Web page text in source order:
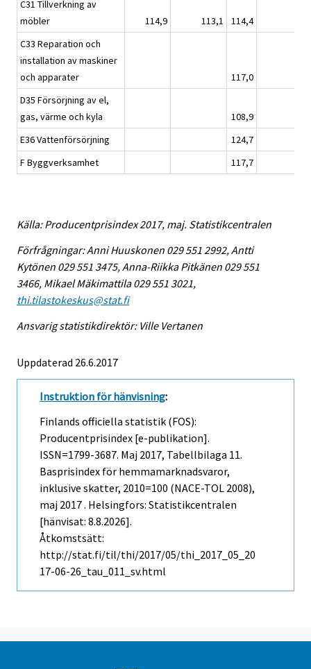
C31 Tillverkning av
möbler
114,9 113,1
114,4
C33 Reparation och
installation av maskiner
och apparater
117,0
D35 Försörjning av el,
gas, värme och kyla
108,9
E36 Vattenförsörjning
124,7
F Byggverksamhet
117,7
Källa: Producentprisindex 2017, maj. Statistikcentralen
Förfrågningar: Anni Huuskonen 029 551 2992, Antti
Kytönen 029 551 3475, Anna-Riikka Pitkänen 029 551
3466, Mikael Mäkimattila 029 551 3021,
thi.tilastokeskus@stat.fi
Ansvarig statistikdirektör: Ville Vertanen
Uppdaterad 26.6.2017
Instruktion för hänvisning:
Finlands officiella statistik (FOS):
Producentprisindex [e-publikation].
ISSN=1799-3687. Maj 2017, Tabellbilaga 11.
Basprisindex för hemmamarknadsvaror,
inklusive skatter, 2010=100 (NACE-TOL 2008),
maj 2017 . Helsingfors: Statistikcentralen
[hänvisat: 8.8.2026].
Åtkomstsätt:
http://stat.fi/til/thi/2017/05/thi_2017_05_20
17-06-26_tau_011_sv.html